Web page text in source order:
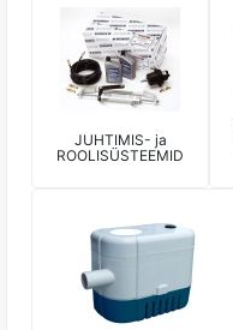
JUHTIMIS- ja
ROOLISÜSTEEMID